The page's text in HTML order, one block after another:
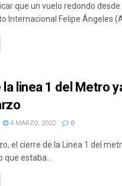
que un vuelo redondo desde
Internacional Felipe Ángeles
la linea 1 del Metro
4 MARZO, 2022 0
el cierre de la Linea 1 del
que estaba...